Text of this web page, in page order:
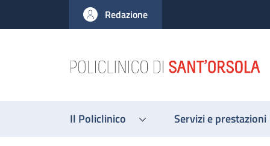
al contenuto principale
to footer content
Redazione
Il Policlinico Servizi e prestazioni